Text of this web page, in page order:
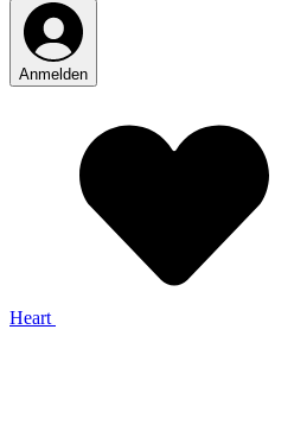
Anmelden
Heart